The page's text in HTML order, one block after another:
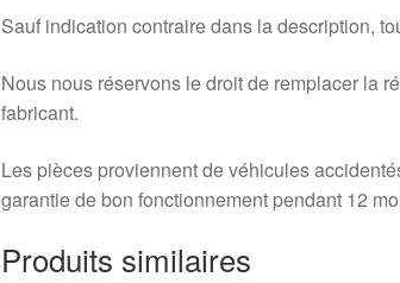
Sauf indication contraire dans la description,
Nous nous réservons le droit de remplacer la
fabricant.
Les pièces proviennent de véhicules
garantie de bon fonctionnement pendant 12
Produits similaires